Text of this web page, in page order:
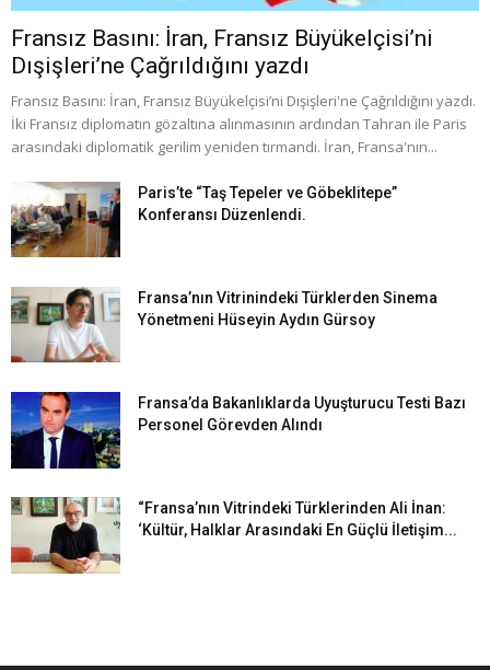
Fransız Basını: İran, Fransız Büyükelçisi’ni
Dışişleri’ne Çağrıldığını yazdı
Fransız Basını: İran, Fransız Büyükelçisi’ni Dışişleri'ne Çağrıldığını yazdı.
İki Fransız diplomatın gözaltına alınmasının ardından Tahran ile Paris
arasındaki diplomatik gerilim yeniden tırmandı. İran, Fransa'nın...
Paris’te “Taş Tepeler ve Göbeklitepe”
Konferansı Düzenlendi.
Fransa’nın Vitrinindeki Türklerden Sinema
Yönetmeni Hüseyin Aydın Gürsoy
Fransa’da Bakanlıklarda Uyuşturucu Testi Bazı
Personel Görevden Alındı
“Fransa’nın Vitrindeki Türklerinden Ali İnan:
‘Kültür, Halklar Arasındaki En Güçlü İletişim...